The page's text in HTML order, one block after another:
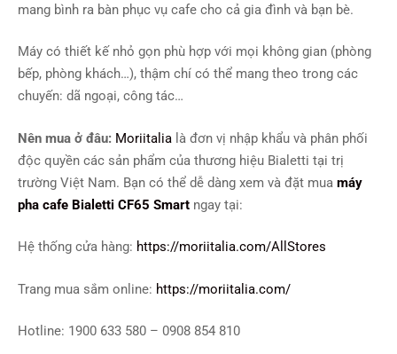
mang bình ra bàn phục vụ cafe cho cả gia đình và bạn bè.
Máy có thiết kế nhỏ gọn phù hợp với mọi không gian (phòng
bếp, phòng khách…), thậm chí có thể mang theo trong các
chuyến: dã ngoại, công tác…
Nên mua ở đâu: Moriitalia là đơn vị nhập khẩu và phân phối
độc quyền các sản phẩm của thương hiệu Bialetti tại trị
trường Việt Nam. Bạn có thể dễ dàng xem và đặt mua máy
pha cafe Bialetti CF65 Smart ngay tại:
Hệ thống cửa hàng: https://moriitalia.com/AllStores
Trang mua sắm online: https://moriitalia.com/
Hotline: 1900 633 580 – 0908 854 810